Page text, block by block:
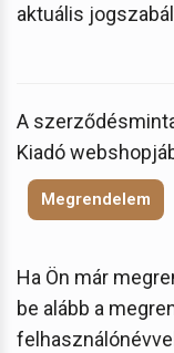
aktuális
A
Kiadó
Megrendelem
Ha Ön már
be alább a